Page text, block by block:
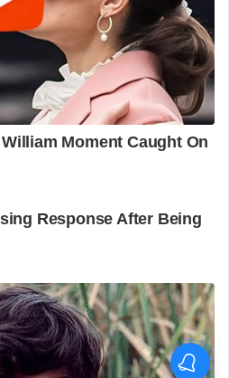
മെസ്സിയുടെ പിതാവ്
ഹോർഹെ മെസ്സി അന്തരിച്ചു